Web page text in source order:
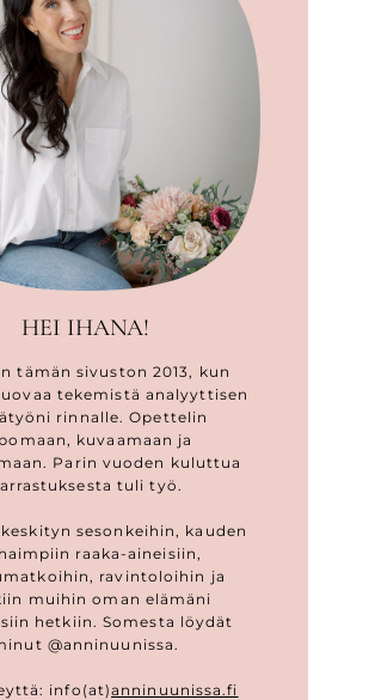
HEI IHANA!
tämän sivuston 2013, kun
tekemistä analyyttisen
rinnalle. Opettelin
kuvaamaan ja
Parin vuoden kuluttua
tuli työ.
sesonkeihin, kauden
raaka-aineisiin,
ravintoloihin ja
muihin oman elämäni
hetkiin. Somesta löydät
@anninuunissa.
info(at)anninuunissa.fi